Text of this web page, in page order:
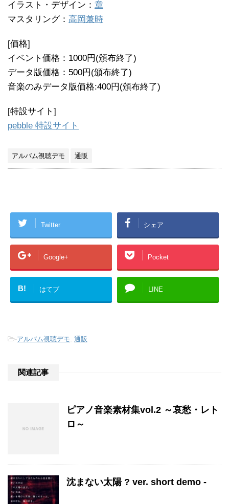
イラスト・デザイン： 章
マスタリング： 高岡兼時
[価格]
イベント価格：1000円(頒布終了)
データ版価格：500円(頒布終了)
音楽のみデータ版価格:400円(頒布終了)
[特設サイト]
pebble 特設サイト
アルバム視聴デモ 通販
Twitter シェア
Google+ Pocket
B! はてブ LINE
-アルバム視聴デモ, 通販
関連記事
ピアノ音楽素材集vol.2 ～哀愁・レト
ロ～
沈まない太陽 ? ver. short demo -